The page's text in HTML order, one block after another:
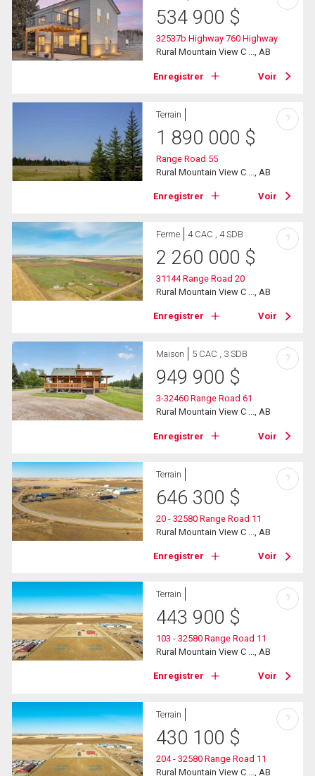
534 900 $
32537b Highway 760 Highway
Rural Mountain View C ..., AB
Enregistrer Voir
Terrain
1 890 000 $
Range Road 55
Rural Mountain View C ..., AB
Enregistrer Voir
?
Ferme 4 CAC , 4 SDB
2 260 000 $
31144 Range Road 20
Rural Mountain View C ..., AB
Enregistrer Voir
?
Maison 5 CAC , 3 SDB
949 900 $
3-32460 Range Road 61
Rural Mountain View C ..., AB
Enregistrer Voir
?
Terrain
646 300 $
20 - 32580 Range Road 11
Rural Mountain View C ..., AB
Enregistrer Voir
?
Terrain
443 900 $
103 - 32580 Range Road 11
Rural Mountain View C ..., AB
Enregistrer Voir
?
Terrain
430 100 $
204 - 32580 Range Road 11
Rural Mountain View C ..., AB
?